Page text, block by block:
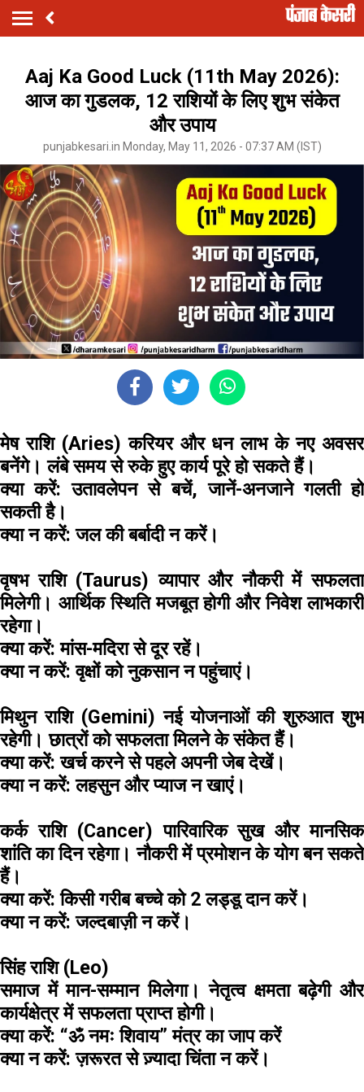
Aaj Ka Good Luck (11th May 2026):
आज का गुडलक, 12 राशियों के लिए शुभ संकेत
और उपाय
punjabkesari.in Monday, May 11, 2026 - 07:37 AM (IST)
मेष राशि (Aries) करियर और धन लाभ के नए अवसर
बनेंगे। लंबे समय से रुके हुए कार्य पूरे हो सकते हैं।
क्या करें: ​उतावलेपन से बचें, जानें-अनजाने गलती हो
सकती है।
क्या न करें: जल की बर्बादी न करें।
वृषभ राशि (Taurus)व्यापार और नौकरी में सफलता
मिलेगी। आर्थिक स्थिति मजबूत होगी और निवेश लाभकारी
रहेगा।
क्या करें:मांस-मदिरा से दूर रहें।
क्या न करें: वृक्षों को नुकसान न पहुंचाएं।
मिथुन राशि (Gemini)नई योजनाओं की शुरुआत शुभ
रहेगी। छात्रों को सफलता मिलने के संकेत हैं।
क्या करें:खर्च करने से पहले अपनी जेब देखें।
क्या न करें: लहसुन और प्याज न खाएं।
कर्क राशि (Cancer)पारिवारिक सुख और मानसिक
शांति का दिन रहेगा। नौकरी में प्रमोशन के योग बन सकते
हैं।
क्या करें:किसी गरीब बच्चे को 2 लड्डू दान करें।
क्या न करें: जल्दबाज़ी न करें।
सिंह राशि (Leo)
समाज में मान-सम्मान मिलेगा। नेतृत्व क्षमता बढ़ेगी और
कार्यक्षेत्र में सफलता प्राप्त होगी।
क्या करें: “ॐ नमः शिवाय” मंत्र का जाप करें
क्या न करें:ज़रूरत से ज़्यादा चिंता न करें।